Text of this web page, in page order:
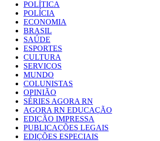
POLÍTICA
POLÍCIA
ECONOMIA
BRASIL
SAÚDE
ESPORTES
CULTURA
SERVIÇOS
MUNDO
COLUNISTAS
OPINIÃO
SÉRIES AGORA RN
AGORA RN EDUCAÇÃO
EDIÇÃO IMPRESSA
PUBLICAÇÕES LEGAIS
EDIÇÕES ESPECIAIS